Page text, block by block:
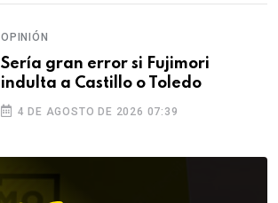
OPINIÓN
Sería gran error si Fujimori
indulta a Castillo o Toledo
4 DE AGOSTO DE 2026 07:39